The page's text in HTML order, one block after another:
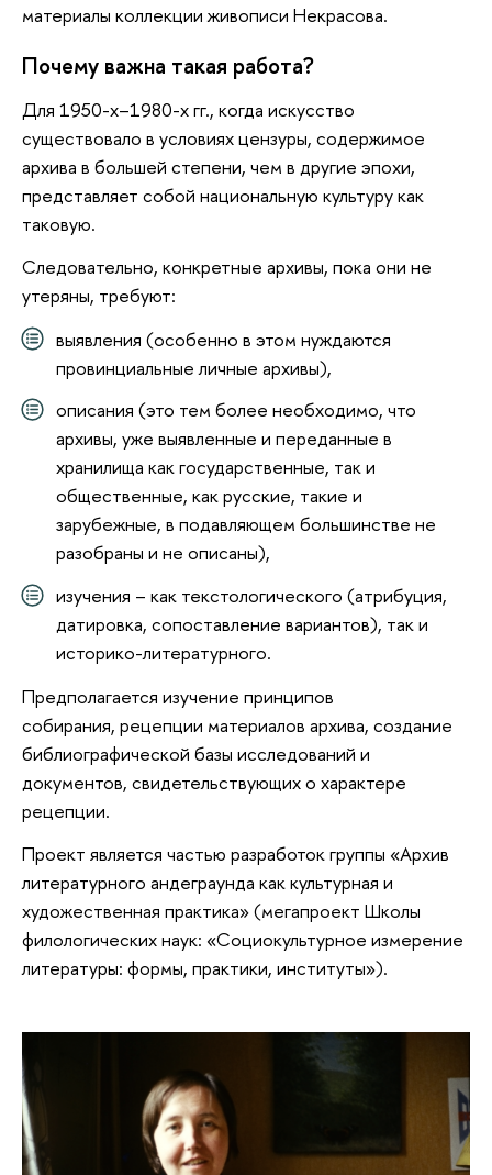
материалы коллекции живописи Некрасова.
Почему важна такая работа?
Для 1950-х–1980-х гг., когда искусство
существовало в условиях цензуры, содержимое
архива в большей степени, чем в другие эпохи,
представляет собой национальную культуру как
таковую.
Следовательно, конкретные архивы, пока они не
утеряны, требуют:
выявления (особенно в этом нуждаются
провинциальные личные архивы),
описания (это тем более необходимо, что
архивы, уже выявленные и переданные в
хранилища как государственные, так и
общественные, как русские, такие и
зарубежные, в подавляющем большинстве не
разобраны и не описаны),
изучения – как текстологического (атрибуция,
датировка, сопоставление вариантов), так и
историко-литературного.
Предполагается изучение принципов
собирания, рецепции материалов архива, создание
библиографической базы исследований и
документов, свидетельствующих о характере
рецепции.
Проект является частью разработок группы «Архив
литературного андеграунда как культурная и
художественная практика» (мегапроект Школы
филологических наук: «Социокультурное измерение
литературы: формы, практики, институты»).